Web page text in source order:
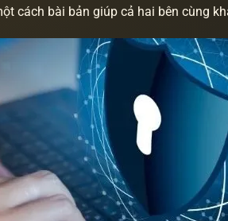
cách bài bản giúp cả hai bên cùng